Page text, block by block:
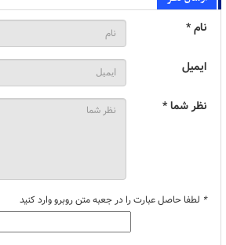
نام *
ایمیل
نظر شما *
* لطفا حاصل عبارت را در جعبه متن روبرو وارد کنید